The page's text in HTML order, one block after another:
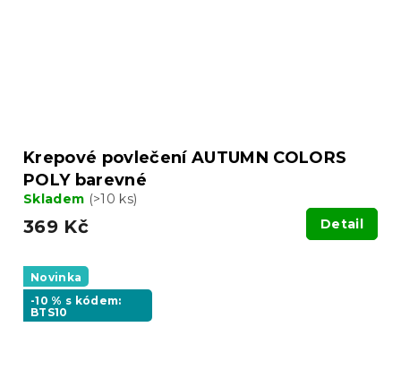
Krepové povlečení AUTUMN COLORS
POLY barevné
Skladem (>10 ks)
369 Kč Detail
Novinka
-10 % s kódem:
BTS10